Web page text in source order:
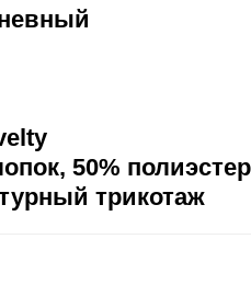
50% полиэстер
трикотаж